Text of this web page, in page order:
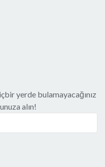
yerde bulamayacağınız
alın!